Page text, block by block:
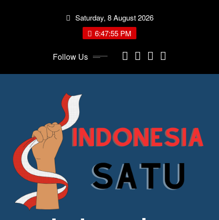
Saturday, 8 August 2026
6:47:56 PM
Follow Us